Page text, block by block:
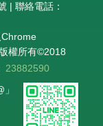
| 聯絡電話：
權所有©2018
23882590